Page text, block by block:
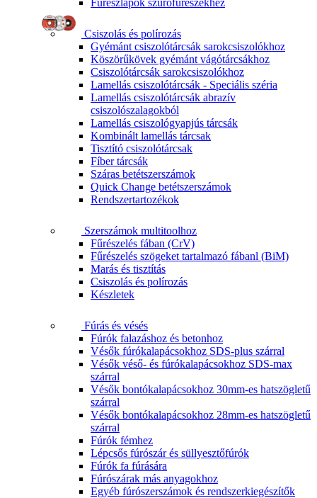
Csiszolás és polírozás
Gyémánt csiszolótárcsák sarokcsiszolókhoz
Köszörűkövek gyémánt vágótárcsákhoz
Csiszolótárcsák sarokcsiszolókhoz
Lamellás csiszolótárcsák - Speciális széria
Lamellás csiszolótárcsák abrazív
csiszolószalagokból
Lamellás csiszológyapjús tárcsák
Kombinált lamellás tárcsak
Tisztító csiszolótárcsak
Fíber tárcsák
Száras betétszerszámok
Quick Change betétszerszámok
Rendszertartozékok
Szerszámok multitoolhoz
Fűrészelés fában (CrV)
Fűrészelés szögeket tartalmazó fábanl (BiM)
Marás és tisztítás
Csiszolás és polírozás
Készletek
Fúrás és vésés
Fúrók falazáshoz és betonhoz
Vésők fúrókalapácsokhoz SDS-plus szárral
Vésők véső- és fúrókalapácsokhoz SDS-max
szárral
Vésők bontókalapácsokhoz 30mm-es hatszögletű
szárral
Vésők bontókalapácsokhoz 28mm-es hatszögletű
szárral
Fúrók fémhez
Lépcsős fúrószár és süllyesztőfúrók
Fúrók fa fúrására
Fúrószárak más anyagokhoz
Egyéb fúrószerszámok és rendszerkiegészítők